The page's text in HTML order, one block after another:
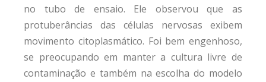
no tubo de ensaio. Ele observou que as
protuberâncias das células nervosas exibem
movimento citoplasmático. Foi bem engenhoso,
se preocupando em manter a cultura livre de
contaminação e também na escolha do modelo